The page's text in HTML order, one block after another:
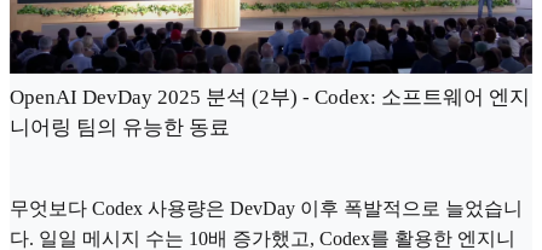
OpenAI DevDay 2025 분석 (2부) - Codex: 소프트웨어 엔지
니어링 팀의 유능한 동료
무엇보다 Codex 사용량은 DevDay 이후 폭발적으로 늘었습니
다. 일일 메시지 수는 10배 증가했고, Codex를 활용한 엔지니